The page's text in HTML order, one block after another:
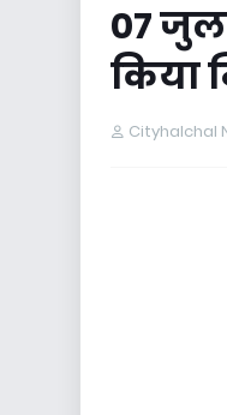
07
किया
Cityhalchal